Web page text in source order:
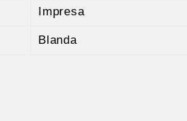
Impresa
Blanda